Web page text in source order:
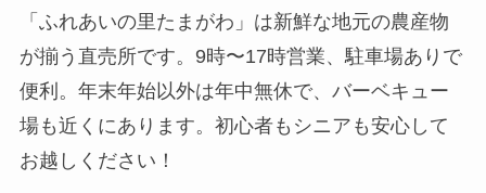
「ふれあいの里たまがわ」は新鮮な地元の農産物
が揃う直売所です。9時〜17時営業、駐車場ありで
便利。年末年始以外は年中無休で、バーベキュー
場も近くにあります。初心者もシニアも安心して
お越しください！